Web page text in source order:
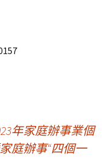
年家庭辦事業個
庭辦事“四個一